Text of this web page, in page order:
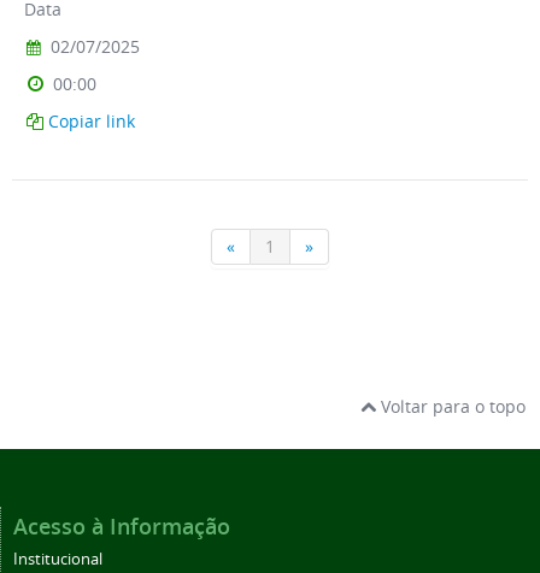
Voltar para o topo
Acesso à Informação
Institucional